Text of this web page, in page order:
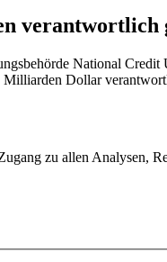
verantwortlich
National
Dollar
zu allen Analysen,